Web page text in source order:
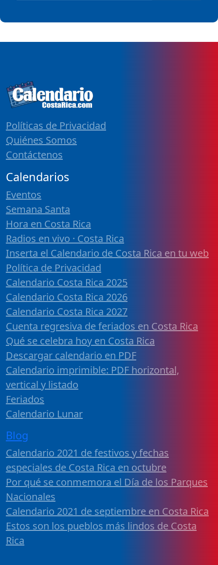
Políticas de Privacidad
Quiénes Somos
Contáctenos
Calendarios
Eventos
Semana Santa
Hora en Costa Rica
Radios en vivo · Costa Rica
Inserta el Calendario de Costa Rica en tu web
Política de Privacidad
Calendario Costa Rica 2025
Calendario Costa Rica 2026
Calendario Costa Rica 2027
Cuenta regresiva de feriados en Costa Rica
Qué se celebra hoy en Costa Rica
Descargar calendario en PDF
Calendario imprimible: PDF horizontal,
vertical y listado
Feriados
Calendario Lunar
Blog
Calendario 2021 de festivos y fechas
especiales de Costa Rica en octubre
Por qué se conmemora el Día de los Parques
Nacionales
Calendario 2021 de septiembre en Costa Rica
Estos son los pueblos más lindos de Costa
Rica